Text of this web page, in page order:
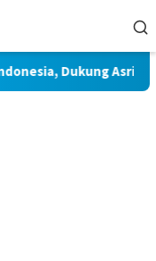
Dukung Asri dan